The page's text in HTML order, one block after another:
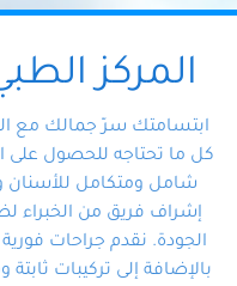
المركز
ابتسامتك سرّ جمالك مع
كل ما تحتاجه للحصول على
شامل ومتكامل للأسنان
إشراف فريق من الخبراء
الجودة. نقدم جراحات
بالإضافة إلى تركيبات